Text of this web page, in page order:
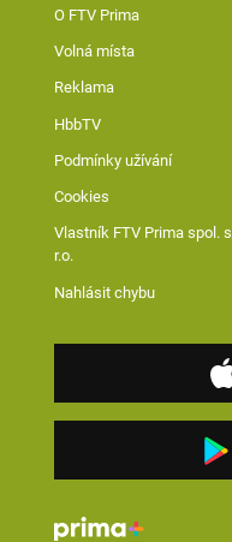
O FTV Prima
Volná místa
Reklama
HbbTV
Podmínky užívání
Cookies
Vlastník FTV Prima spol. s
r.o.
Nahlásit chybu